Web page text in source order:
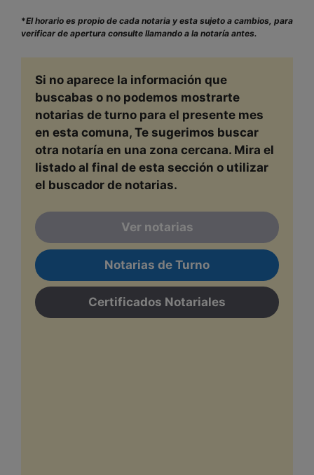
*El horario es propio de cada notaria y esta sujeto a cambios, para
verificar de apertura consulte llamando a la notaría antes.
Si no aparece la información que
buscabas o no podemos mostrarte
notarias de turno para el presente mes
en esta comuna, Te sugerimos buscar
otra notaría en una zona cercana. Mira el
listado al final de esta sección o utilizar
el buscador de notarias.
Ver notarias
Notarias de Turno
Certificados Notariales